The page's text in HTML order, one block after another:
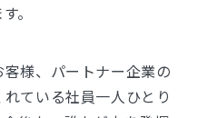
。
様、パートナー企業の
ている社員一人ひとり